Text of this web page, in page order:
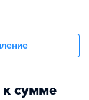
сумме